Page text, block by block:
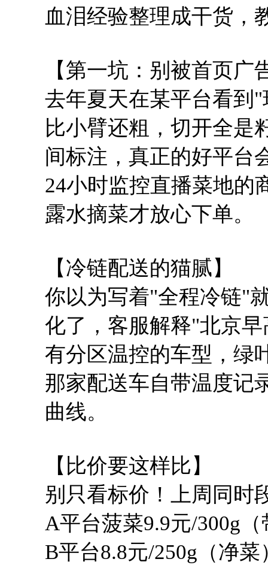
血泪经验整理成干货，
【第一坑：别被首页广
去年夏天在某平台看到
比小臂还粗，切开全是
间标注，真正的好平台
24小时监控直播菜地的
露水摘菜才放心下单。
【冷链配送的猫腻】
你以为写着"全程冷链"
化了，客服解释"北京
有分区温控的车型，绿
那家配送车自带温度记
曲线。
【比价要这样比】
别只看标价！上周同时
A平台菠菜9.9元/300g
B平台8.8元/250g（净菜